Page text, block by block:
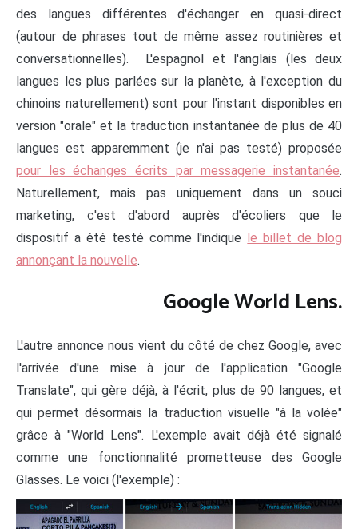
des langues différentes d'échanger en quasi-direct
(autour de phrases tout de même assez routinières et
conversationnelles). L'espagnol et l'anglais (les deux
langues les plus parlées sur la planète, à l'exception du
chinoins naturellement) sont pour l'instant disponibles en
version "orale" et la traduction instantanée de plus de 40
langues est apparemment (je n'ai pas testé) proposée
pour les échanges écrits par messagerie instantanée.
Naturellement, mais pas uniquement dans un souci
marketing, c'est d'abord auprès d'écoliers que le
dispositif a été testé comme l'indique le billet de blog
annonçant la nouvelle.
Google World Lens.
L'autre annonce nous vient du côté de chez Google, avec
l'arrivée d'une mise à jour de l'application "Google
Translate", qui gère déjà, à l'écrit, plus de 90 langues, et
qui permet désormais la traduction visuelle "à la volée"
grâce à "World Lens". L'exemple avait déjà été signalé
comme une fonctionnalité prometteuse des Google
Glasses. Le voici (l'exemple) :